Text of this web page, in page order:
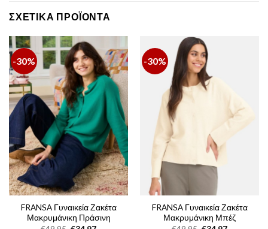
ΣΧΕΤΙΚΆ ΠΡΟΪΌΝΤΑ
-30%
FRANSA Γυναικεία Ζακέτα
Μακρυμάνικη Πράσινη
-30%
FRANSA Γυναικεία Ζακέτα
Μακρυμάνικη Μπέζ